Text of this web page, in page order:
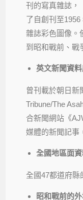
刊的寫真雜誌，
了自創刊至
雜誌彩色圖像。
到昭和戰前、戰
英文新聞資
曾刊載於朝日新
Tribune/The
合新聞網站《
媒體的新聞記事
全國地區面
全國47都道府縣
昭和戰前的